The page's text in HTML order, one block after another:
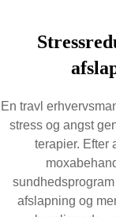
En travl
stress og angst
terapier. Efter
afslapning og